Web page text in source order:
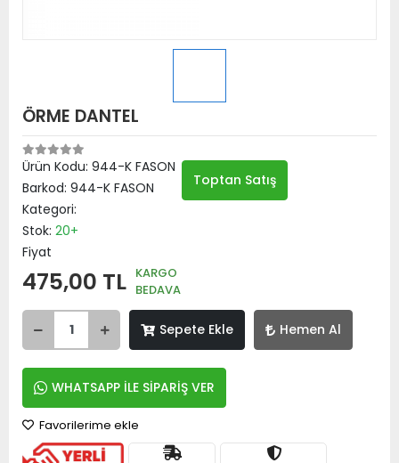
ÖRME DANTEL
Ürün Kodu: 944-K FASON
Barkod: 944-K FASON
Kategori:
Stok: 20+
Fiyat
475,00 TL KARGO
BEDAVA
Sepete Ekle Hemen Al
WHATSAPP İLE SİPARİŞ VER
Toptan Satış
Favorilerime ekle